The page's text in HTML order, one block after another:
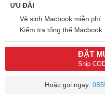
ƯU ĐÃI
Vệ sinh Macbook miễn phí
Kiểm tra tổng thể Macbook
ĐẶT
Ship
Hoặc gọi ngay: